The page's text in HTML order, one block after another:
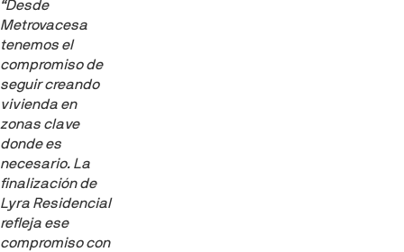
“Desde
Metrovacesa
tenemos el
compromiso de
seguir creando
vivienda en
zonas clave
donde es
necesario. La
finalización de
Lyra Residencial
refleja ese
compromiso con